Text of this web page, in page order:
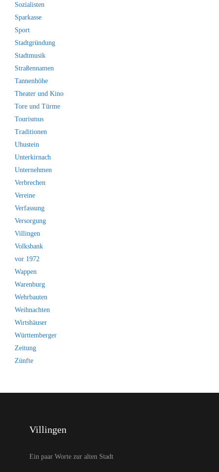
Sozialisten
Sparkasse
Sport
Stadtgründung
Stadtmusik
Straßennamen
Tannenhöhe
Theater und Kino
Tore und Türme
Tourismus
Traditionen
Uhustein
Unterkirnach
Unternehmen
Verbrechen
Vereine
Verfassung
Versorgung
Villingen
Volksbank
vor 1972
Wappen
Warenburg
Wehrbauten
Weihnachten
Wirtshäuser
Württemberger
Zeitung
Zünfte
Villingen
Ein paar Worte zur alten Stadt